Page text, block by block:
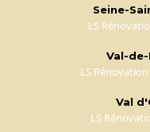
Seine-
LS
Val-de-
LS
Val
LS